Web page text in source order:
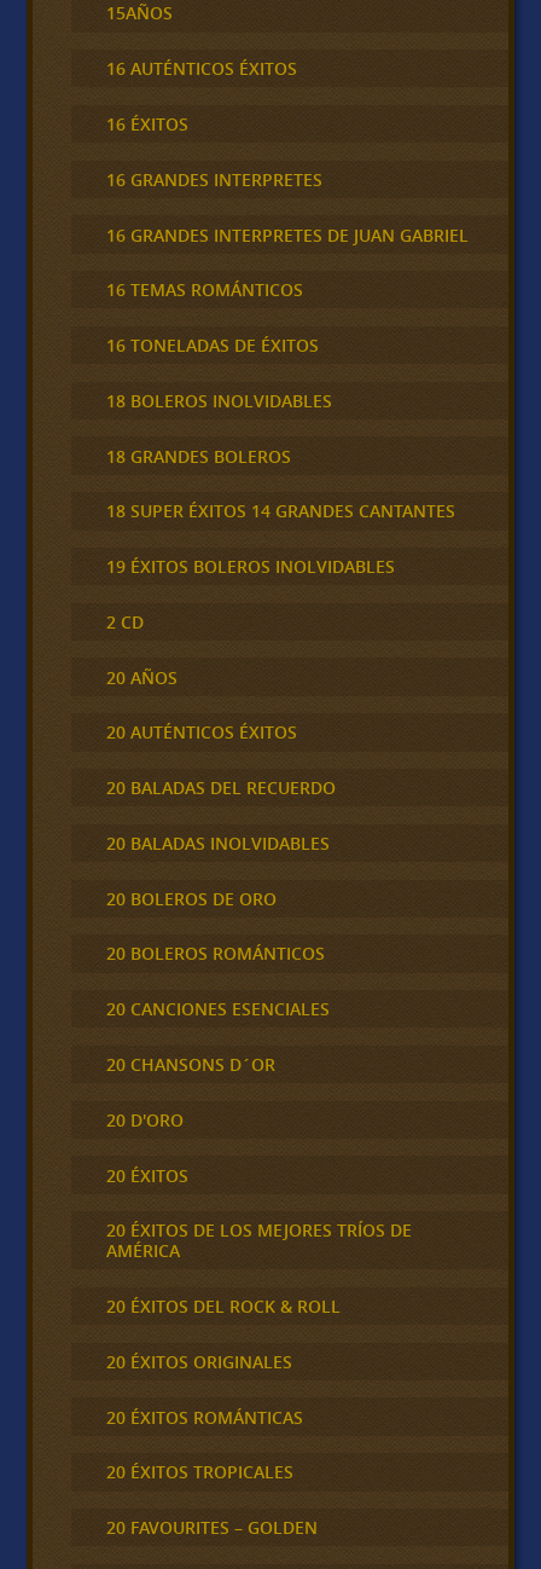
15AÑOS
16 AUTÉNTICOS ÉXITOS
16 ÉXITOS
16 GRANDES INTERPRETES
16 GRANDES INTERPRETES DE JUAN GABRIEL
16 TEMAS ROMÁNTICOS
16 TONELADAS DE ÉXITOS
18 BOLEROS INOLVIDABLES
18 GRANDES BOLEROS
18 SUPER ÉXITOS 14 GRANDES CANTANTES
19 ÉXITOS BOLEROS INOLVIDABLES
2 CD
20 AÑOS
20 AUTÉNTICOS ÉXITOS
20 BALADAS DEL RECUERDO
20 BALADAS INOLVIDABLES
20 BOLEROS DE ORO
20 BOLEROS ROMÁNTICOS
20 CANCIONES ESENCIALES
20 CHANSONS D´OR
20 D'ORO
20 ÉXITOS
20 ÉXITOS DE LOS MEJORES TRÍOS DE
AMÉRICA
20 ÉXITOS DEL ROCK & ROLL
20 ÉXITOS ORIGINALES
20 ÉXITOS ROMÁNTICAS
20 ÉXITOS TROPICALES
20 FAVOURITES – GOLDEN